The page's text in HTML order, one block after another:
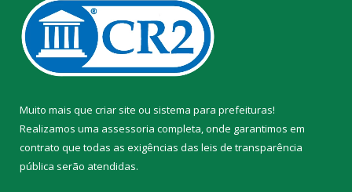
Muito mais que criar site ou sistema para prefeituras!
Realizamos uma assessoria completa, onde garantimos em
contrato que todas as exigências das leis de transparência
pública serão atendidas.